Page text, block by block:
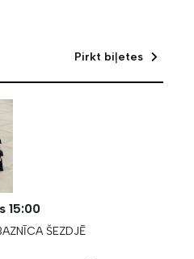
Pirkt biļetes
15:00
ŠEZDJĒ